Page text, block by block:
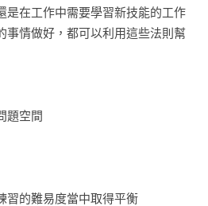
是在工作中需要學習新技能的工作
事情做好，都可以利用這些法則幫
題空間
習的難易度當中取得平衡